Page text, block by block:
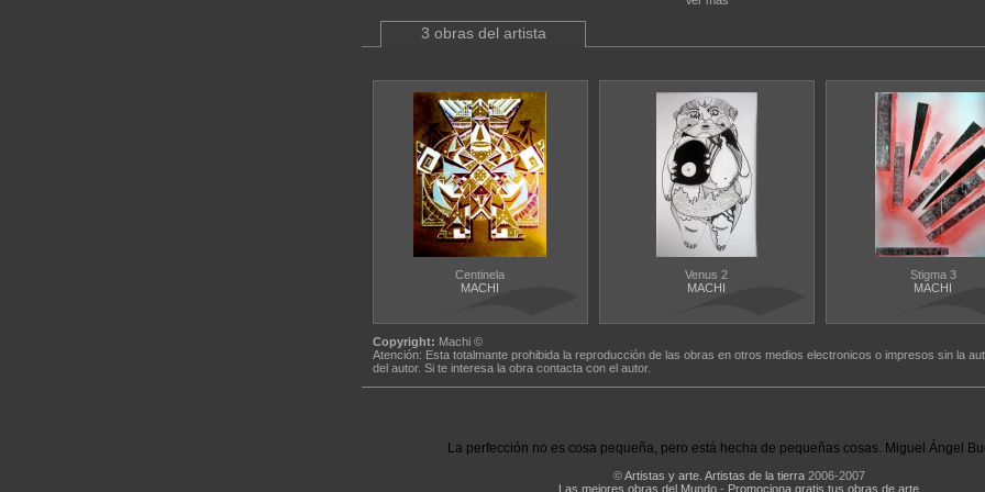
3 obras del artista
Centinela
MACHI
Venus 2
MACHI
Stigma 3
MACHI
Copyright: Machi ©
Atención: Esta totalmante prohibida la reproducción de las obras en otros medios electronicos o impresos sin la
del autor. Si te interesa la obra contacta con el autor.
La perfección no es cosa pequeña, pero está hecha de pequeñas cosas. Miguel Ángel
©Artistas y arte. Artistas de la tierra2006-2007
Las mejores obras del Mundo - Promociona gratis tus obras de arte